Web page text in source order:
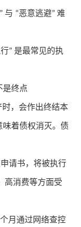
” 与 “恶意逃避” 难
” 是最常见的执
是终点
，会作出终结本
味着债权消灭。债
请书，将被执行
高消费等方面受
个月通过网络查控